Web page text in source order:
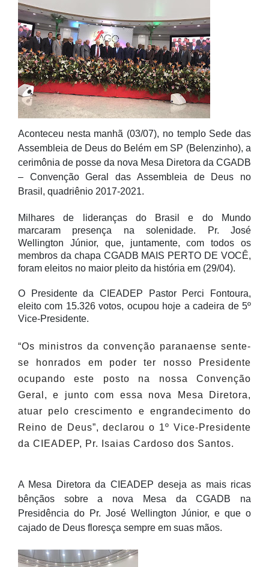
Aconteceu nesta manhã (03/07), no templo Sede das
Assembleia de Deus do Belém em SP (Belenzinho), a
cerimônia de posse da nova Mesa Diretora da CGADB
– Convenção Geral das Assembleia de Deus no
Brasil, quadriênio 2017-2021.
Milhares de lideranças do Brasil e do Mundo
marcaram presença na solenidade. Pr. José
Wellington Júnior, que, juntamente, com todos os
membros da chapa CGADB MAIS PERTO DE VOCÊ,
foram eleitos no maior pleito da história em (29/04).
O Presidente da CIEADEP Pastor Perci Fontoura,
eleito com 15.326 votos, ocupou hoje a cadeira de 5º
Vice-Presidente.
“Os ministros da convenção paranaense sente-
se honrados em poder ter nosso Presidente
ocupando este posto na nossa Convenção
Geral, e junto com essa nova Mesa Diretora,
atuar pelo crescimento e engrandecimento do
Reino de Deus”, declarou o 1º Vice-Presidente
da CIEADEP, Pr. Isaias Cardoso dos Santos.
A Mesa Diretora da CIEADEP deseja as mais ricas
bênçãos sobre a nova Mesa da CGADB na
Presidência do Pr. José Wellington Júnior, e que o
cajado de Deus floresça sempre em suas mãos.